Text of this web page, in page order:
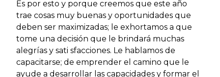
Es por esto y porque creemos que este año
trae cosas muy buenas y oportunidades que
deben ser maximizadas; le exhortamos a que
tome una decisión que le brindará muchas
alegrías y sati sfacciones. Le hablamos de
capacitarse; de emprender el camino que le
ayude a desarrollar las capacidades y formar el